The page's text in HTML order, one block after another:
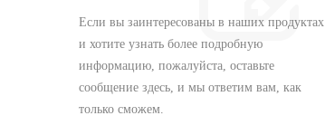
Если вы заинтересованы в наших продуктах
и ​​хотите узнать более подробную
информацию, пожалуйста, оставьте
сообщение здесь, и мы ответим вам, как
только сможем.